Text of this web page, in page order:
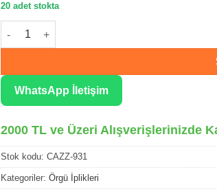
20 adet stokta
Lanoso Cazz Açık Pembe Örgü İpliği 931 adet
WhatsApp İletişim
2000 TL ve Üzeri Alışverişlerinizde
Stok kodu: CAZZ-931
Kategoriler: Örgü İplikleri